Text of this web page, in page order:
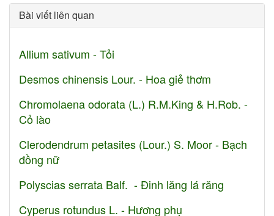
Bài viết liên quan
Allium sativum - Tỏi
Desmos chinensis Lour. - Hoa giẻ thơm
Chromolaena odorata (L.) R.M.King & H.Rob. -
Cỏ lào
Clerodendrum petasites (Lour.) S. Moor - Bạch
đồng nữ
Polyscias serrata Balf. - Đinh lăng lá răng
Cyperus rotundus L. - Hương phụ